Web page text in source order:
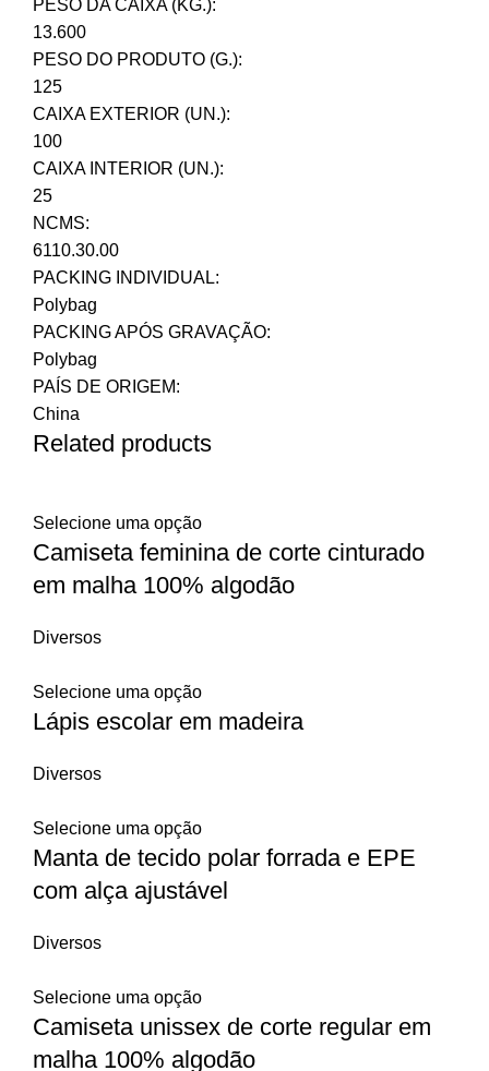
PESO DA CAIXA (KG.):
13.600
PESO DO PRODUTO (G.):
125
CAIXA EXTERIOR (UN.):
100
CAIXA INTERIOR (UN.):
25
NCMS:
6110.30.00
PACKING INDIVIDUAL:
Polybag
PACKING APÓS GRAVAÇÃO:
Polybag
PAÍS DE ORIGEM:
China
Related products
Selecione uma opção
Camiseta feminina de corte cinturado
em malha 100% algodão
Diversos
Selecione uma opção
Lápis escolar em madeira
Diversos
Selecione uma opção
Manta de tecido polar forrada e EPE
com alça ajustável
Diversos
Selecione uma opção
Camiseta unissex de corte regular em
malha 100% algodão